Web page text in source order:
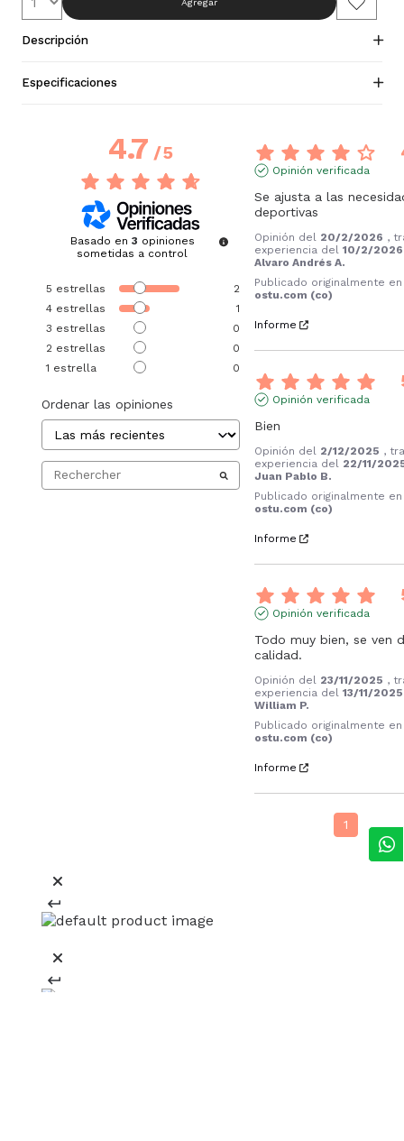
Descripción
Especificaciones
4.7/5
Basado en 3 opiniones
sometidas a control
5 estrellas
2
4 estrellas
1
3 estrellas
0
2 estrellas
0
1 estrella 0
Ordenar las opiniones
Opinión verificada
Se ajusta a las
deportivas
Opinión del 20/2/2026 ,
experiencia del10/2/2026
Alvaro Andrés A.
Publicado originalmente en
ostu.com (co)
Informe
Opinión verificada
Bien
Opinión del 2/12/2025 ,
experiencia del 22/11/
Juan Pablo B.
Publicado originalmente en
ostu.com (co)
Informe
Opinión verificada
Todo muy bien, se ven
calidad.
Opinión del 23/11/2025 ,
experiencia del13/11/2025
William P.
Publicado originalmente en
ostu.com (co)
Informe
1